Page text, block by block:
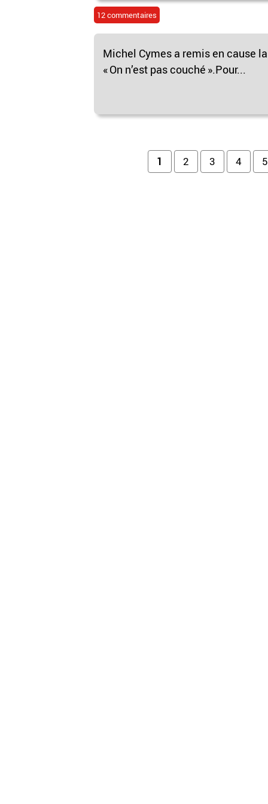
12 commentaires
Michel Cymes a remis en cause
« On n’est pas couché ».Pour...
1 2 3 4 5